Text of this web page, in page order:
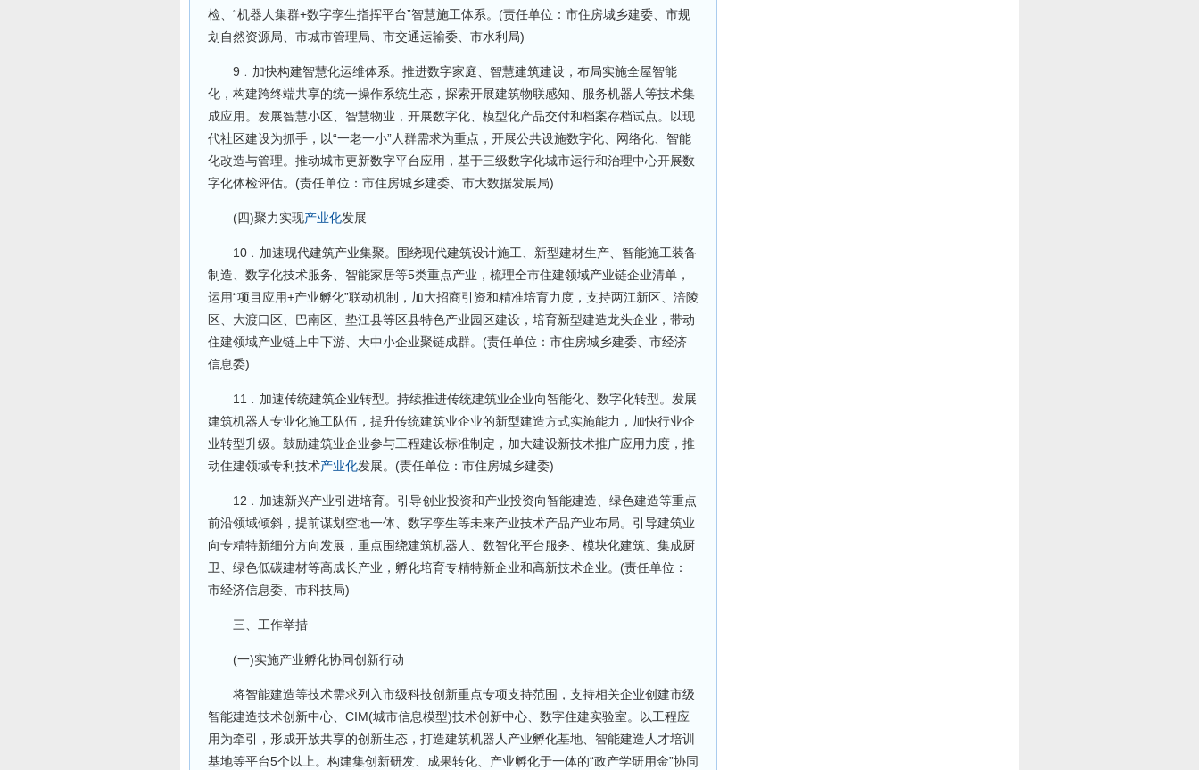
检、“机器人集群+数字孪生指挥平台”智慧施工体系。(责任单位：市住房城乡建委、市规
划自然资源局、市城市管理局、市交通运输委、市水利局)
9﹒加快构建智慧化运维体系。推进数字家庭、智慧建筑建设，布局实施全屋智能
化，构建跨终端共享的统一操作系统生态，探索开展建筑物联感知、服务机器人等技术集
成应用。发展智慧小区、智慧物业，开展数字化、模型化产品交付和档案存档试点。以现
代社区建设为抓手，以“一老一小”人群需求为重点，开展公共设施数字化、网络化、智能
化改造与管理。推动城市更新数字平台应用，基于三级数字化城市运行和治理中心开展数
字化体检评估。(责任单位：市住房城乡建委、市大数据发展局)
(四)聚力实现产业化发展
10﹒加速现代建筑产业集聚。围绕现代建筑设计施工、新型建材生产、智能施工装备
制造、数字化技术服务、智能家居等5类重点产业，梳理全市住建领域产业链企业清单，
运用“项目应用+产业孵化”联动机制，加大招商引资和精准培育力度，支持两江新区、涪陵
区、大渡口区、巴南区、垫江县等区县特色产业园区建设，培育新型建造龙头企业，带动
住建领域产业链上中下游、大中小企业聚链成群。(责任单位：市住房城乡建委、市经济
信息委)
11﹒加速传统建筑企业转型。持续推进传统建筑业企业向智能化、数字化转型。发展
建筑机器人专业化施工队伍，提升传统建筑业企业的新型建造方式实施能力，加快行业企
业转型升级。鼓励建筑业企业参与工程建设标准制定，加大建设新技术推广应用力度，推
动住建领域专利技术产业化发展。(责任单位：市住房城乡建委)
12﹒加速新兴产业引进培育。引导创业投资和产业投资向智能建造、绿色建造等重点
前沿领域倾斜，提前谋划空地一体、数字孪生等未来产业技术产品产业布局。引导建筑业
向专精特新细分方向发展，重点围绕建筑机器人、数智化平台服务、模块化建筑、集成厨
卫、绿色低碳建材等高成长产业，孵化培育专精特新企业和高新技术企业。(责任单位：
市经济信息委、市科技局)
三、工作举措
(一)实施产业孵化协同创新行动
将智能建造等技术需求列入市级科技创新重点专项支持范围，支持相关企业创建市级
智能建造技术创新中心、CIM(城市信息模型)技术创新中心、数字住建实验室。以工程应
用为牵引，形成开放共享的创新生态，打造建筑机器人产业孵化基地、智能建造人才培训
基地等平台5个以上。构建集创新研发、成果转化、产业孵化于一体的“政产学研用金”协同